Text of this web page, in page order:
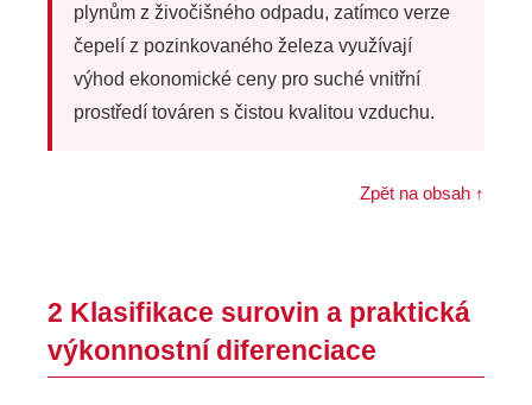
plynům z živočišného odpadu, zatímco verze
čepelí z pozinkovaného železa využívají
výhod ekonomické ceny pro suché vnitřní
prostředí továren s čistou kvalitou vzduchu.
Zpět na obsah ↑
2 Klasifikace surovin a praktická
výkonnostní diferenciace